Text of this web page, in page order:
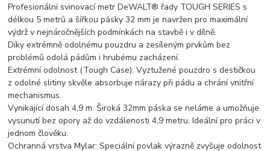
Profesionální svinovací metr DeWALT® řady TOUGH SERIES s
délkou 5 metrů a šířkou pásky 32 mm je navržen pro maximální
výdrž v nejnáročnějších podmínkách na stavbě i v dílně.
Díky extrémně odolnému pouzdru a zesíleným prvkům bez
problémů odolá pádům i hrubému zacházení.
Extrémní odolnost (Tough Case): Vyztužené pouzdro s destičkou
z odolné slitiny skvěle absorbuje nárazy při pádu a chrání vnitřní
mechanismus.
Vynikající dosah 4,9 m: Široká 32mm páska se neláme a umožňuje
vysunutí bez opory až do vzdálenosti 4,9 metru. Ideální pro práci v
jednom člověku.
Ochranná vrstva Mylar: Speciální povlak výrazně zvyšuje odolnost